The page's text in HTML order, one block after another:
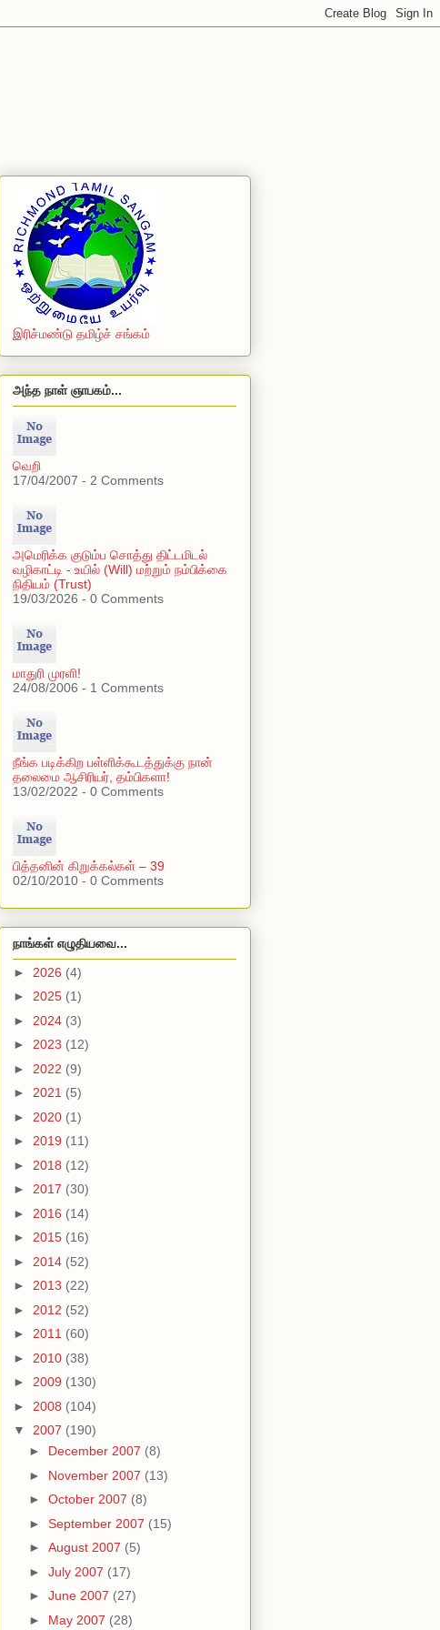
இரிச்மண்டு தமிழ்ச் சங்கம்
அந்த நாள் ஞாபகம்...
வெறி
17/04/2007 - 2 Comments
அமெரிக்க குடும்ப சொத்து திட்டமிடல்
வழிகாட்டி - உயில் (Will) மற்றும் நம்பிக்கை
நிதியம் (Trust)
19/03/2026 - 0 Comments
மாதுரி முரளி!
24/08/2006 - 1 Comments
நீங்க படிக்கிற பள்ளிக்கூடத்துக்கு நான்
தலைமை ஆசிரியர், தம்பிகளா!
13/02/2022 - 0 Comments
பித்தனின் கிறுக்கல்கள் – 39
02/10/2010 - 0 Comments
நாங்கள் எழுதியவை...
► 2026 (4)
► 2025 (1)
► 2024 (3)
► 2023 (12)
► 2022 (9)
► 2021 (5)
► 2020 (1)
► 2019 (11)
► 2018 (12)
► 2017 (30)
► 2016 (14)
► 2015 (16)
► 2014 (52)
► 2013 (22)
► 2012 (52)
► 2011 (60)
► 2010 (38)
► 2009 (130)
► 2008 (104)
▼ 2007 (190)
► December 2007 (8)
► November 2007 (13)
► October 2007 (8)
► September 2007 (15)
► August 2007 (5)
► July 2007 (17)
► June 2007 (27)
► May 2007 (28)